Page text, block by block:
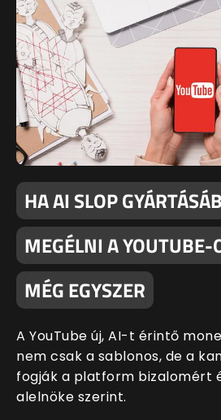
HA AI SLOP
MEGÉLNI A YOUTUBE-
MÉG EGYSZER
A YouTube új, AI-t érintő
nem csak a sablonos, de a
fogják a platform bizalomért
alelnöke szerint.